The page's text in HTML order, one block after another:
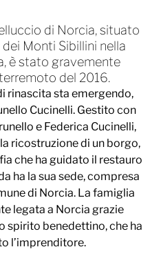
di Norcia, situato
Monti Sibillini nella
è stato gravemente
del 2016.
rinascita sta emergendo,
Cucinelli. Gestito con
e Federica Cucinelli,
ricostruzione di un borgo,
che ha guidato il restauro
ha la sua sede, compresa
di Norcia. La famiglia
legata a Norcia grazie
spirito benedettino, che ha
l’imprenditore.